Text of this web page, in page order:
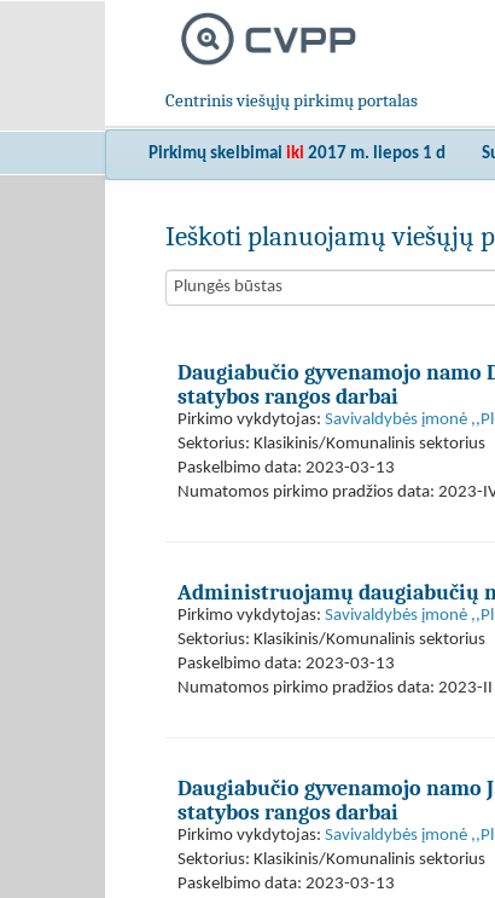
Centrinis viešųjų pirkimų portalas
Pirkimų skelbimai iki 2017 m. liepos 1 d
Ieškoti planuojamų viešųjų
Daugiabučio gyvenamojo
statybos rangos darbai
Pirkimo vykdytojas: Savivaldybės įmonė
Sektorius: Klasikinis/Komunalinis sektorius
Paskelbimo data: 2023-03-13
Numatomos pirkimo pradžios data: 2023-
Administruojamų daugiabučių
Pirkimo vykdytojas: Savivaldybės įmonė
Sektorius: Klasikinis/Komunalinis sektorius
Paskelbimo data: 2023-03-13
Numatomos pirkimo pradžios data: 2023-
Daugiabučio gyvenamojo namo
statybos rangos darbai
Pirkimo vykdytojas: Savivaldybės įmonė
Sektorius: Klasikinis/Komunalinis sektorius
Paskelbimo data: 2023-03-13